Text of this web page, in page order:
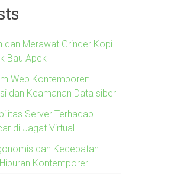
dan Merawat Grinder Kopi
Bau Apek
Web Kontemporer:
dan Keamanan Data siber
Server Terhadap
di Jagat Virtual
dan Kecepatan
Kontemporer